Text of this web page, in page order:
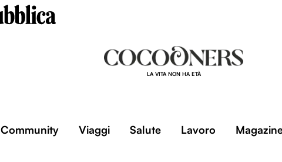
LA VITA NON HA ETÀ
Community Viaggi Salute Lavoro